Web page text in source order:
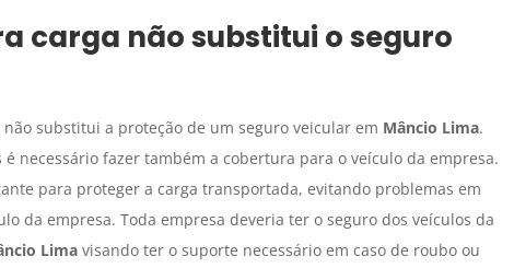
carga não substitui o seguro
não substitui a proteção de um seguro veicular em Mâncio Lima.
necessário fazer também a cobertura para o veículo da empresa.
para proteger a carga transportada, evitando problemas em
da empresa. Toda empresa deveria ter o seguro dos veículos da
Limavisando ter o suporte necessário em caso de roubo ou